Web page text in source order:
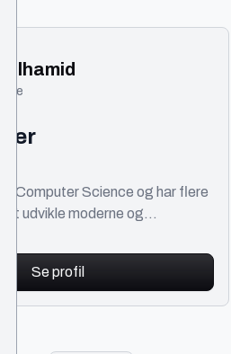
Computer Science og har flere
at udvikle moderne og
Se profil